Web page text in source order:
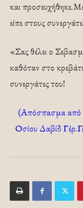
και
είπε στους
«Σας θέλει ο
καθόταν στο
συνεργάτες του!
(Απόσπασμα από
Οσίου Δαβίδ